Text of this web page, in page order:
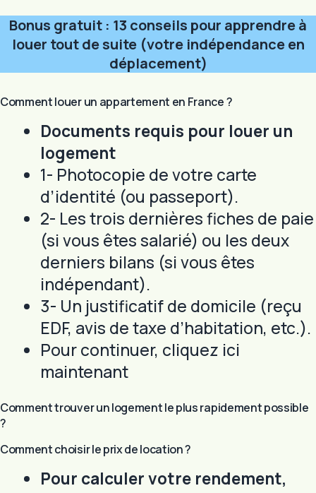
Bonus gratuit : 13 conseils pour apprendre à
louer tout de suite (votre indépendance en
déplacement)
Comment louer un appartement en France ?
Documents requis pour louer un
logement
1- Photocopie de votre carte
d’identité (ou passeport).
2- Les trois dernières fiches de paie
(si vous êtes salarié) ou les deux
derniers bilans (si vous êtes
indépendant).
3- Un justificatif de domicile (reçu
EDF, avis de taxe d’habitation, etc.).
Pour continuer, cliquez ici
maintenant
Comment trouver un logement le plus rapidement possible
?
Comment choisir le prix de location ?
Pour calculer votre rendement,